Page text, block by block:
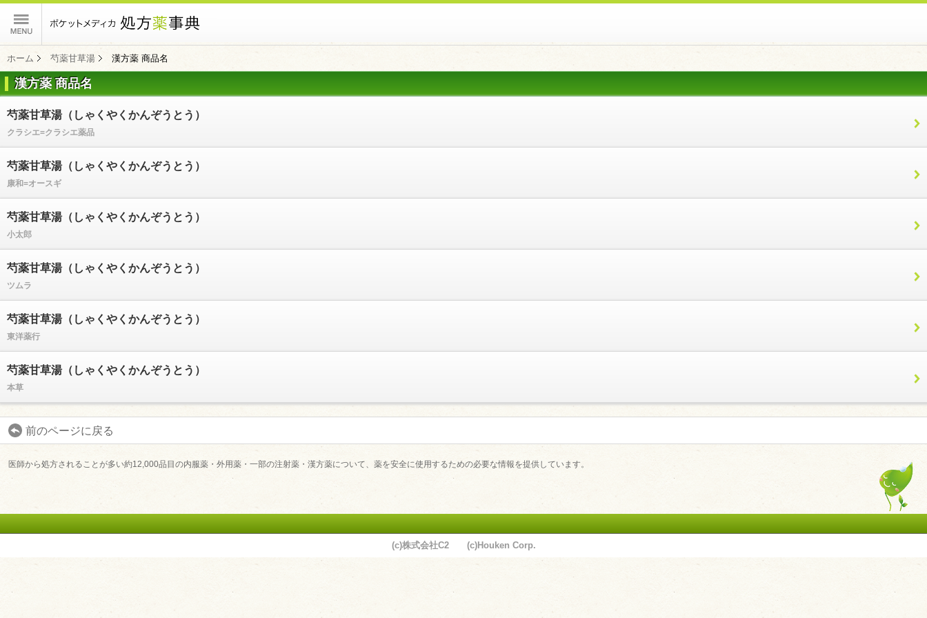
ポケットメディカ
コンテンツ
ユーザーサポート
利用規約
ホーム 芍薬甘草湯 漢方薬 商品名
漢方薬 商品名
芍薬甘草湯（しゃくやくかんぞうとう）
クラシエ=クラシエ薬品
芍薬甘草湯（しゃくやくかんぞうとう）
康和=オースギ
芍薬甘草湯（しゃくやくかんぞうとう）
小太郎
芍薬甘草湯（しゃくやくかんぞうとう）
ツムラ
芍薬甘草湯（しゃくやくかんぞうとう）
東洋薬行
芍薬甘草湯（しゃくやくかんぞうとう）
本草
前のページに戻る
医師から処方されることが多い約12,000品目の内服薬・外用薬・一部の注射薬・漢方薬について、薬を安全に使用するための必要な情報を提供しています。
(c)株式会社C2 (c)Houken Corp.